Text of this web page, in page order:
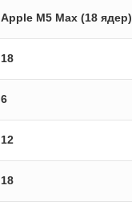
Apple M5 Max (18 ядер)
18
6
12
18